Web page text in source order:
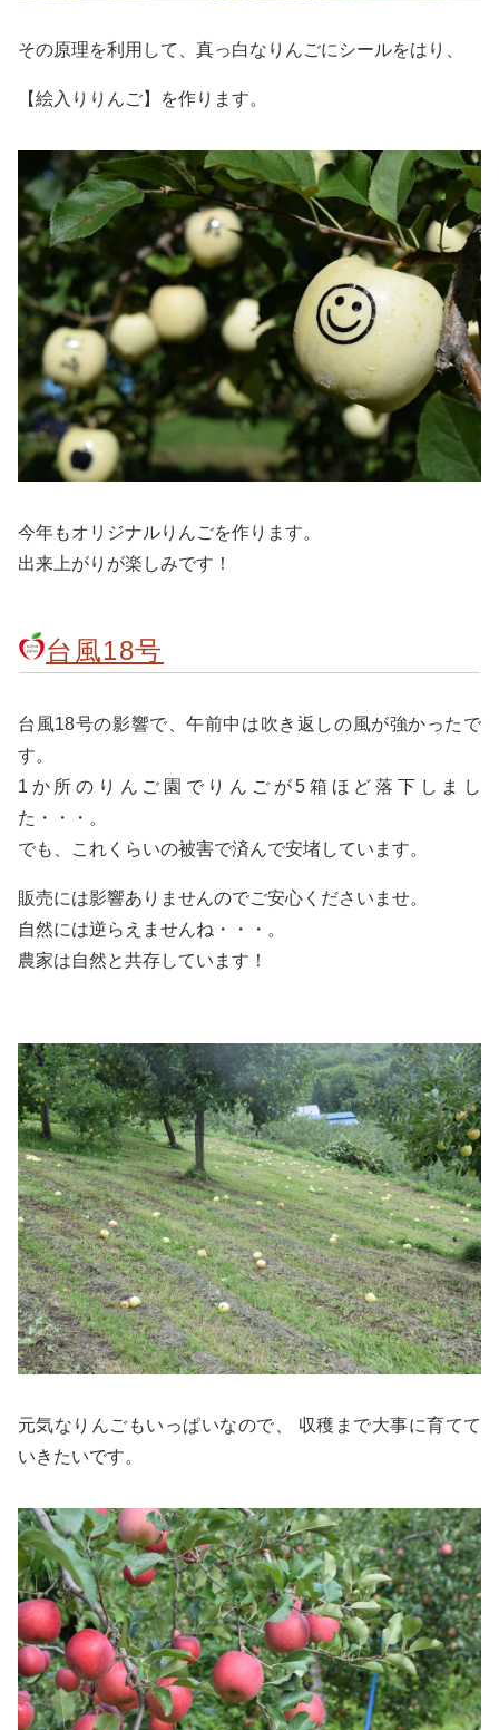
その原理を利用して、真っ白なりんごにシールをはり、
【絵入りりんご】を作ります。
今年もオリジナルりんごを作ります。
出来上がりが楽しみです！
台風18号
台風18号の影響で、午前中は吹き返しの風が強かったで
す。
1か所のりんご園でりんごが5箱ほど落下しまし
た・・・。
でも、これくらいの被害で済んで安堵しています。
販売には影響ありませんのでご安心くださいませ。
自然には逆らえませんね・・・。
農家は自然と共存しています！
元気なりんごもいっぱいなので、 収穫まで大事に育てて
いきたいです。